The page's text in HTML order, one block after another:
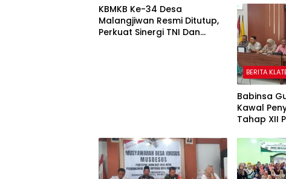
KBMKB Ke-34 Desa
Malangjiwan Resmi Ditutup,
Perkuat Sinergi TNI Dan
BERITA
Babinsa
Kawal
Tahap XII